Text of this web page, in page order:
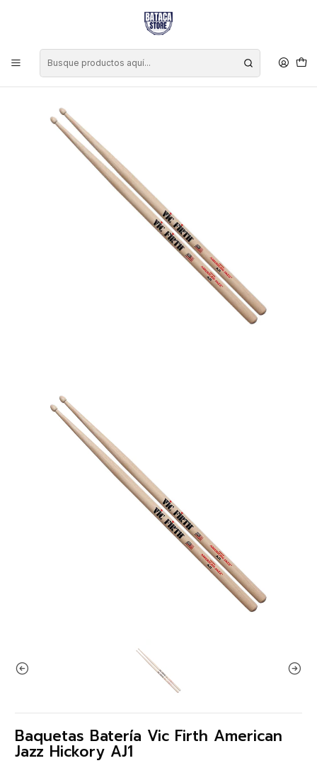
Marcas
Baquetas Batería Vic Firth American Jazz Hickory AJ1
Baquetas Batería Vic Firth American
Jazz Hickory AJ1